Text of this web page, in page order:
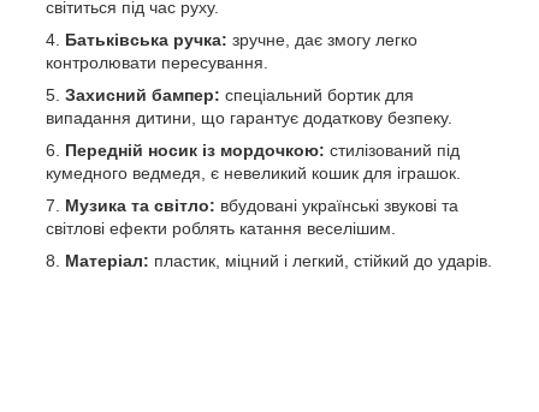
світиться під час руху.
Батьківська ручка: зручне, дає змогу легко
контролювати пересування.
Захисний бампер: спеціальний бортик для
випадання дитини, що гарантує додаткову безпеку.
Передній носик із мордочкою: стилізований під
кумедного ведмедя, є невеликий кошик для іграшок.
Музика та світло: вбудовані українські звукові та
світлові ефекти роблять катання веселішим.
Матеріал: пластик, міцний і легкий, стійкий до ударів.